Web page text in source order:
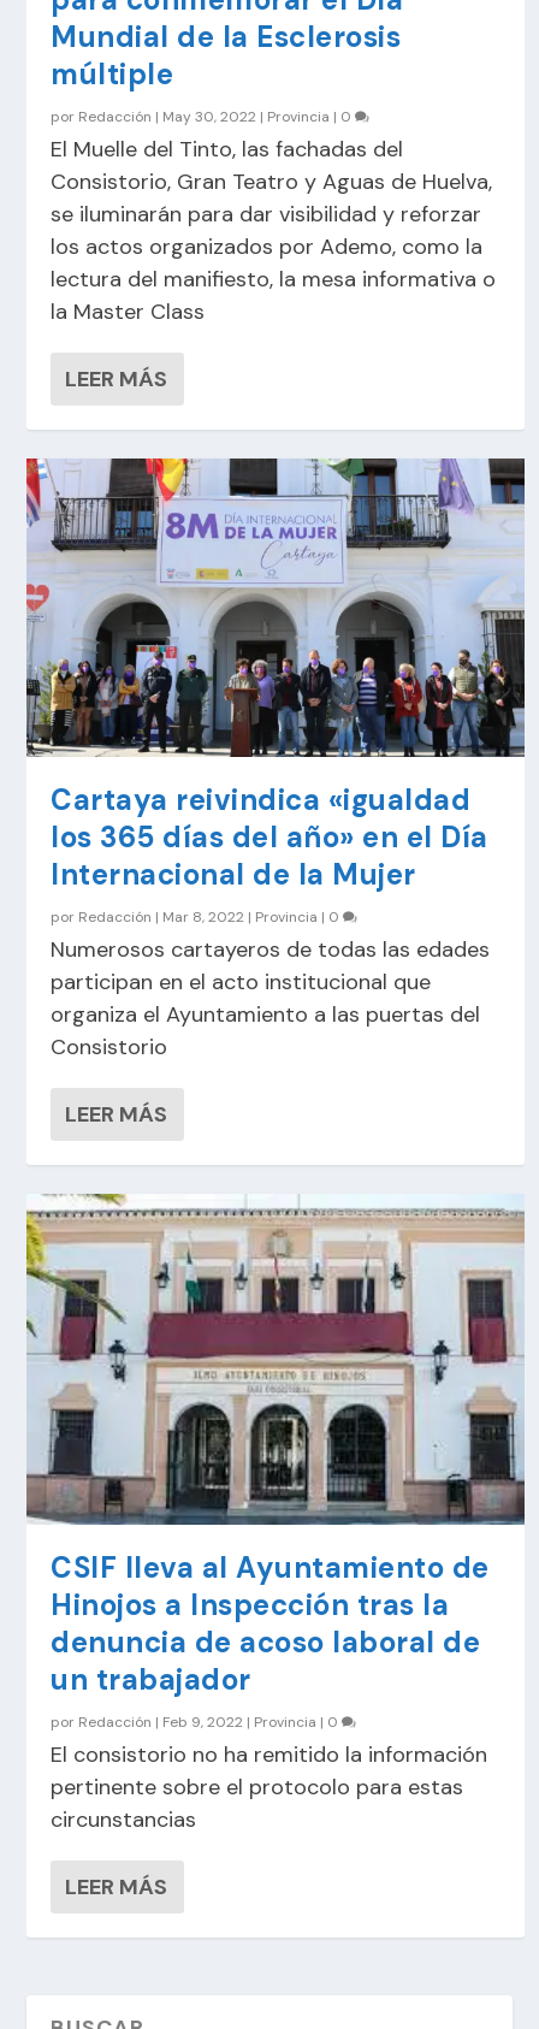
Mundial de la Esclerosis
múltiple
por Redacción | May 30, 2022 | Provincia | 0
El Muelle del Tinto, las fachadas del
Consistorio, Gran Teatro y Aguas de Huelva,
se iluminarán para dar visibilidad y reforzar
los actos organizados por Ademo, como la
lectura del manifiesto, la mesa informativa o
la Master Class
LEER MÁS
Cartaya reivindica «igualdad
los 365 días del año» en el Día
Internacional de la Mujer
por Redacción | Mar 8, 2022 | Provincia | 0
Numerosos cartayeros de todas las edades
participan en el acto institucional que
organiza el Ayuntamiento a las puertas del
Consistorio
LEER MÁS
CSIF lleva al Ayuntamiento de
Hinojos a Inspección tras la
denuncia de acoso laboral de
un trabajador
por Redacción | Feb 9, 2022 | Provincia | 0
El consistorio no ha remitido la información
pertinente sobre el protocolo para estas
circunstancias
LEER MÁS